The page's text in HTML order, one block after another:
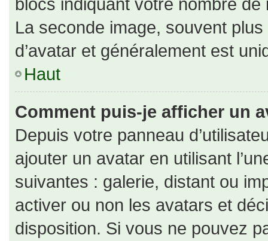
La seconde image, souvent
d’avatar et généralement est
Haut
Comment puis-je afficher un
Depuis votre panneau
ajouter un avatar en utilisant
suivantes : galerie, distant ou
activer ou non les avatars et
disposition. Si vous ne pouvez